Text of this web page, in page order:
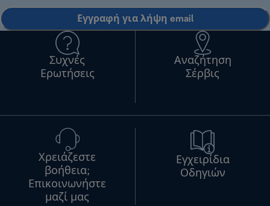
Εγγραφή για λήψη email
Συχνές
Ερωτήσεις
Αναζήτηση
Σέρβις
Χρειάζεστε
βοήθεια;
Επικοινωνήστε
μαζί μας
Εγχειρίδια
Οδηγιών